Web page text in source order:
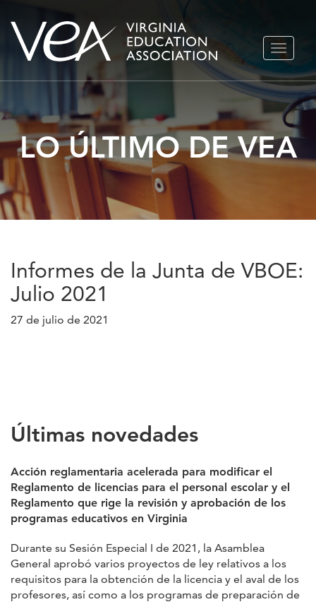
Ir
LO ÚLTIMO DE VEA
Informes de la Junta de VBOE:
Julio 2021
27 de julio de 2021
Últimas novedades
Acción reglamentaria acelerada para modificar el
Reglamento de licencias para el personal escolar y el
Reglamento que rige la revisión y aprobación de los
programas educativos en Virginia
Durante su Sesión Especial I de 2021, la Asamblea
General aprobó varios proyectos de ley relativos a los
requisitos para la obtención de la licencia y el aval de los
profesores, así como a los programas de preparación de